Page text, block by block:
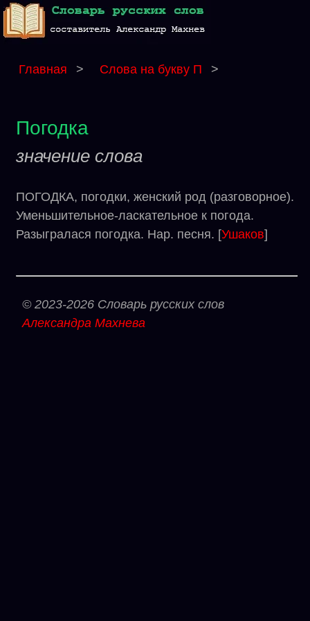
Главная > Слова на букву П >
Погодка
значение слова
ПОГОДКА, погодки, женский род (разговорное).
Уменьшительное-ласкательное к погода.
Разыгралася погодка. Нар. песня. [Ушаков]
© 2023-2026 Словарь русских слов
Александра Махнева